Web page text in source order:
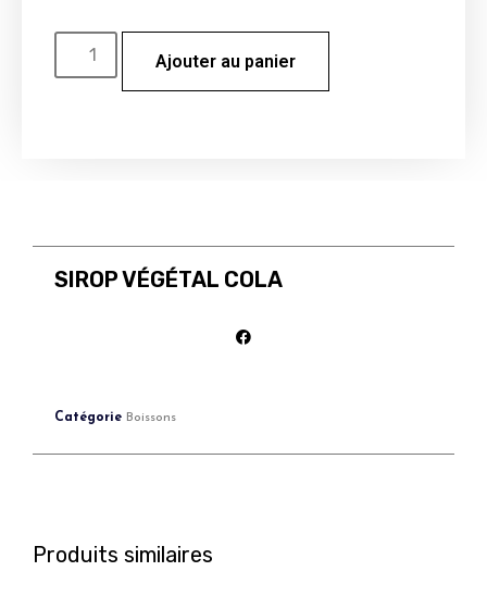
Ajouter au panier
SIROP VÉGÉTAL COLA
Catégorie Boissons
Produits similaires